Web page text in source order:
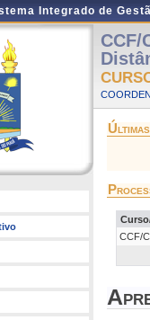
Integrado de
CCF/
CCF/